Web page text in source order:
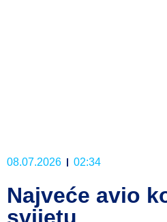
08.07.2026 02:34
Najveće avio